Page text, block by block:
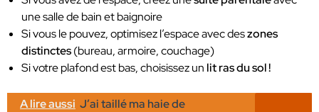
une salle de bain et baignoire
Si vous le pouvez, optimisez l’espace avec deszones
distinctes(bureau, armoire, couchage)
Si votre plafond est bas, choisissez un lit ras du sol !
A lire aussi J’ai taillé ma haie de